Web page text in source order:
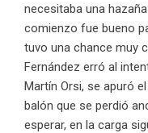
necesitaba una
comienzo fue bueno
tuvo una chance muy
Fernández erró al
Martín Orsi, se apuró
balón que se perdió
esperar, en la carga